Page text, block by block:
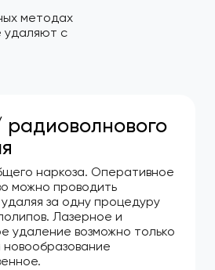
методах
удаляют с
наркоза. Оперативное
можно проводить
за одну процедуру
Лазерное и
удаление возможно только
новообразование